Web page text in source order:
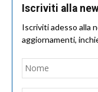
Iscriviti alla
Iscriviti adesso alla
aggiornamenti,
Nome